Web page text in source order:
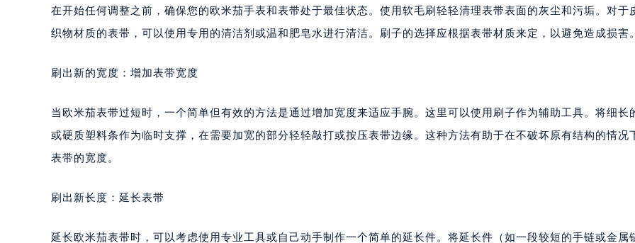
在开始任何调整之前，确保您的欧米茄手表和表带处于最佳状态。使用软毛刷轻轻清理表带表面的灰尘和污垢。对于
织物材质的表带，可以使用专用的清洁剂或温和肥皂水进行清洁。刷子的选择应根据表带材质来定，以避免造成损害
刷出新的宽度：增加表带宽度
当欧米茄表带过短时，一个简单但有效的方法是通过增加宽度来适应手腕。这里可以使用刷子作为辅助工具。将细长
或硬质塑料条作为临时支撑，在需要加宽的部分轻轻敲打或按压表带边缘。这种方法有助于在不破坏原有结构的情况
表带的宽度。
刷出新长度：延长表带
延长欧米茄表带时，可以考虑使用专业工具或自己动手制作一个简单的延长件。将延长件（如一段较短的手链或金属